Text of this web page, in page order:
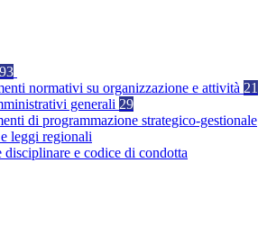
93
normativi su organizzazione e attività 21
generali 29
di programmazione strategico-gestionale
leggi regionali
disciplinare e codice di condotta